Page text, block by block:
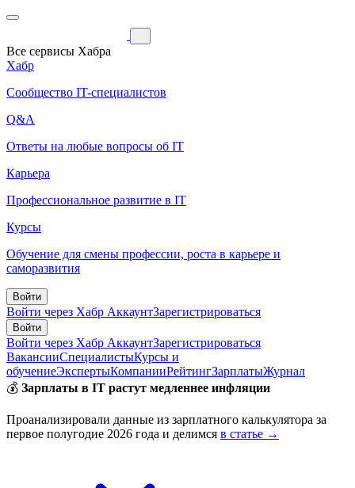
Все сервисы Хабра
Хабр
Сообщество IT-специалистов
Q&A
Ответы на любые вопросы об IT
Карьера
Профессиональное развитие в IT
Курсы
Обучение для смены профессии, роста в карьере и
саморазвития
Войти
Войти через Хабр АккаунтЗарегистрироваться
Войти
Войти через Хабр АккаунтЗарегистрироваться
ВакансииСпециалистыКурсы и
обучениеЭкспертыКомпанииРейтингЗарплатыЖурнал
💰 Зарплаты в IT растут медленнее инфляции
Проанализировали данные из зарплатного калькулятора за
первое полугодие 2026 года и делимся в статье →